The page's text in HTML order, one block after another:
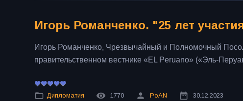
Игорь Романченко. "25 лет
Игорь Романченко, Чрезвычайный и Полномочный
правительственном вестнике «EL Peruano» («Эль-
Дипломатия 1770 PoAN 30.12.2023